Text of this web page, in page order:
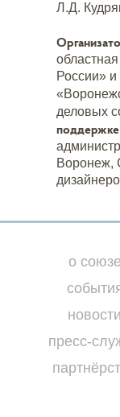
Л.Д.
России»
деловых
поддержке
Воронеж,
о союзе
новости
пресс-